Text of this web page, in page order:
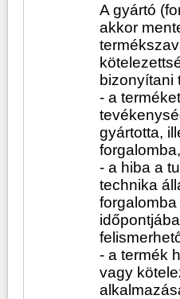
A gyártó
akkor
bizonyítani
- a
gyártotta,
- a hiba a
technika
forgalomba
- a termék
vagy